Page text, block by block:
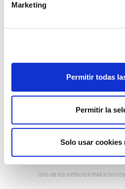
Marketing
Permitir todas
Permitir la
Solo usar cookies
17/05/2020 18:00
El tranvía 28
Uno de los símbolos más